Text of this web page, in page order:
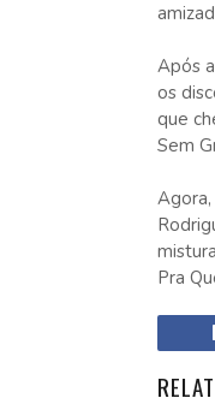
Após
os
que
Sem
Pra